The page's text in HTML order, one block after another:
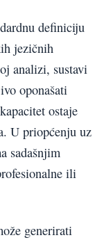
definiciju
jezičnih
analizi, sustavi
oponašati
ostaje
U priopćenju uz
sadašnjim
ili
generirati